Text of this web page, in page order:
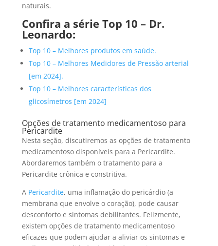
naturais.
Confira a série Top 10 – Dr.
Leonardo:
Top 10 – Melhores produtos em saúde.
Top 10 – Melhores Medidores de Pressão arterial
[em 2024].
Top 10 – Melhores características dos
glicosímetros [em 2024]
Opções de tratamento medicamentoso para
Pericardite
Nesta seção, discutiremos as opções de tratamento
medicamentoso disponíveis para a Pericardite.
Abordaremos também o tratamento para a
Pericardite crônica e constritiva.
A Pericardite, uma inflamação do pericárdio (a
membrana que envolve o coração), pode causar
desconforto e sintomas debilitantes. Felizmente,
existem opções de tratamento medicamentoso
eficazes que podem ajudar a aliviar os sintomas e